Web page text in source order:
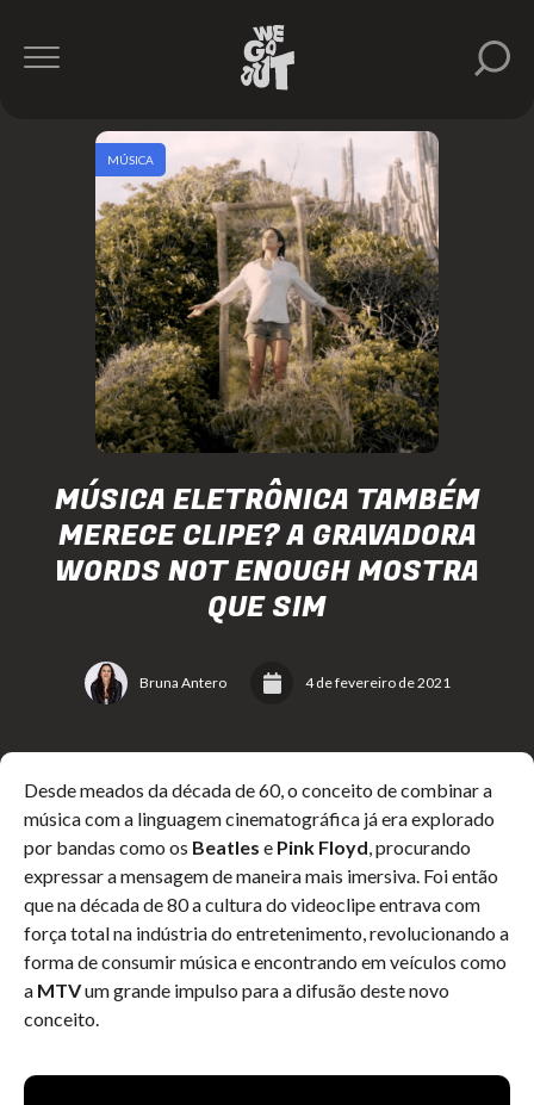
MÚSICA ELETRÔNICA TAMBÉM
MERECE CLIPE? A GRAVADORA
WORDS NOT ENOUGH MOSTRA
QUE SIM
Bruna Antero 4 de fevereiro de 2021
MÚSICA
Desde meados da década de 60, o conceito de combinar a
música com a linguagem cinematográfica já era explorado
por bandas como os Beatles e Pink Floyd, procurando
expressar a mensagem de maneira mais imersiva. Foi então
que na década de 80 a cultura do videoclipe entrava com
força total na indústria do entretenimento, revolucionando a
forma de consumir música e encontrando em veículos como
a MTVum grande impulso para a difusão deste novo
conceito.